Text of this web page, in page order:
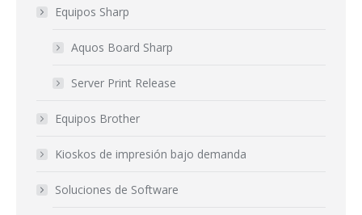
Equipos Sharp
Aquos Board Sharp
Server Print Release
Equipos Brother
Kioskos de impresión bajo demanda
Soluciones de Software